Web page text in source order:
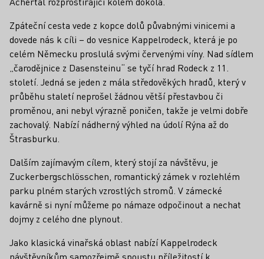
Zpáteční cesta vede z kopce dolů půvabnými vinicemi a
dovede nás k cíli – do vesnice Kappelrodeck, která je po
celém Německu proslulá svými červenými víny. Nad sídlem
„čarodějnice z Dasensteinu“ se tyčí hrad Rodeck z 11.
století. Jedná se jeden z mála středověkých hradů, který v
průběhu staletí neprošel žádnou větší přestavbou či
proměnou, ani nebyl výrazně poničen, takže je velmi dobře
zachovalý. Nabízí nádherný výhled na údolí Rýna až do
Štrasburku.
Dalším zajímavým cílem, který stojí za návštěvu, je
Zuckerbergschlösschen, romantický zámek v rozlehlém
parku plném starých vzrostlých stromů. V zámecké
kavárně si nyní můžeme po námaze odpočinout a nechat
dojmy z celého dne plynout.
Jako klasická vinařská oblast nabízí Kappelrodeck
návštěvníkům samozřejmě spoustu příležitostí k